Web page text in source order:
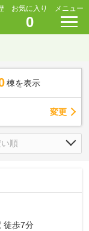
お気に入り
0
メニュー
棟を表示
変更
徒歩7分